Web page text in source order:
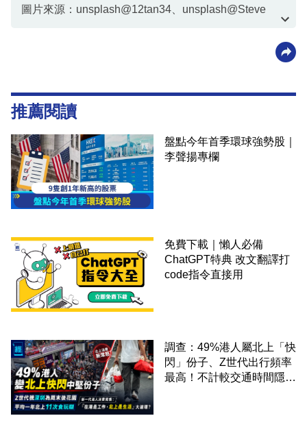
圖片來源：unsplash@12tan34、unsplash@Steve
推薦閱讀
盤點今年首季環球強勢股｜
李聲揚專欄
免費下載｜懶人必備
ChatGPT特典 改文翻譯打
code指令直接用
調查：49%港人屬北上「快
閃」份子、Z世代出行頻率
最高！不計較交通時間隱形